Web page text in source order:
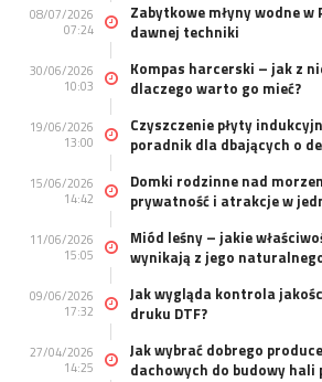
08/07/2026
07:24
Zabytkowe młyny wodne
dawnej techniki
30/06/2026
10:03
Kompas harcerski – jak z
dlaczego warto go mieć?
19/06/2026
13:00
Czyszczenie płyty
poradnik dla dbających o
15/06/2026
14:42
Domki rodzinne nad
prywatność i atrakcje w
11/06/2026
15:05
Miód leśny – jakie
wynikają z jego
09/06/2026
17:32
Jak wygląda kontrola
druku DTF?
27/04/2026
14:25
Jak wybrać dobrego
dachowych do budowy hali